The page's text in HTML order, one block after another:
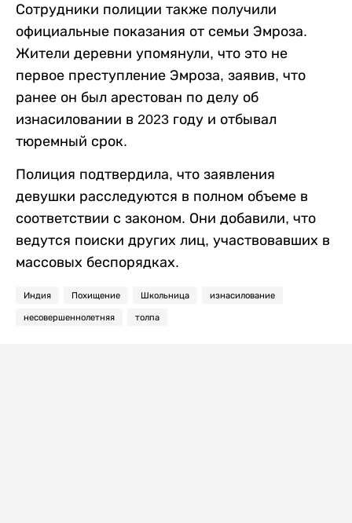
Сотрудники полиции также получили
официальные показания от семьи Эмроза.
Жители деревни упомянули, что это не
первое преступление Эмроза, заявив, что
ранее он был арестован по делу об
изнасиловании в 2023 году и отбывал
тюремный срок.
Полиция подтвердила, что заявления
девушки расследуются в полном объеме в
соответствии с законом. Они добавили, что
ведутся поиски других лиц, участвовавших в
массовых беспорядках.
Индия Похищение Школьница изнасилование
несовершеннолетняя толпа